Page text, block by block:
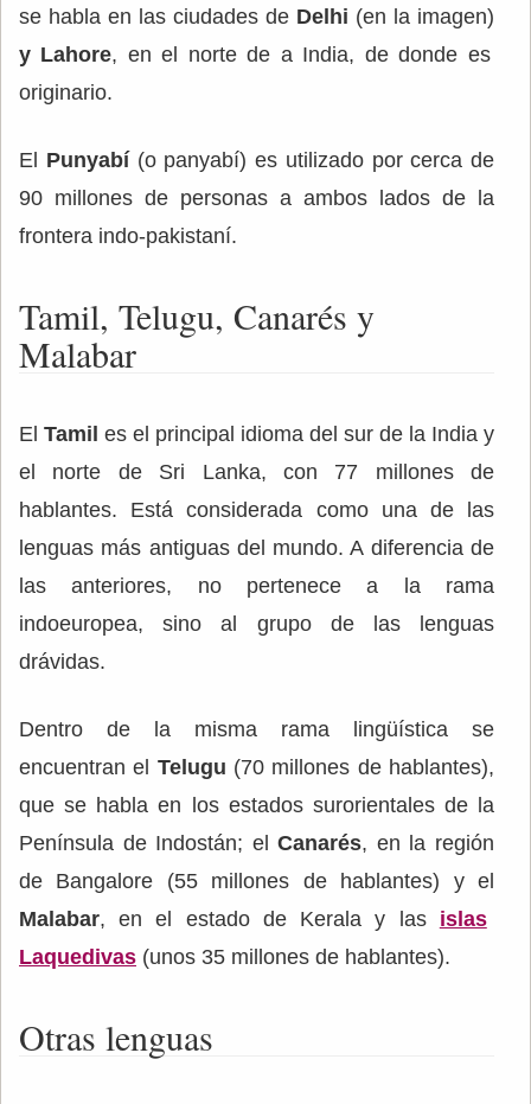
se habla en las ciudades de Delhi (en la imagen)
y Lahore, en el norte de a India, de donde es
originario.
El Punyabí(o panyabí) es utilizado por cerca de
90 millones de personas a ambos lados de la
frontera indo-pakistaní.
Tamil, Telugu, Canarés y
Malabar
El Tamil es el principal idioma del sur de la India y
el norte de Sri Lanka, con 77 millones de
hablantes. Está considerada como una de las
lenguas más antiguas del mundo. A diferencia de
las anteriores, no pertenece a la rama
indoeuropea, sino al grupo de las lenguas
drávidas.
Dentro de la misma rama lingüística se
encuentran el Telugu (70 millones de hablantes),
que se habla en los estados surorientales de la
Península de Indostán; elCanarés, en la región
de Bangalore (55 millones de hablantes) y el
Malabar, en el estado de Kerala y las islas
Laquedivas (unos 35 millones de hablantes).
Otras lenguas